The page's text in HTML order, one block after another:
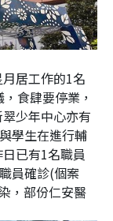
居工作的1名
食肆要停業，
少年中心亦有
學生在進行輔
已有1名職員
員確診(個案
，部份仁安醫